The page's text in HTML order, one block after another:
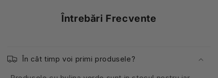
Întrebări Frecvente
În cât timp voi primi produsele?